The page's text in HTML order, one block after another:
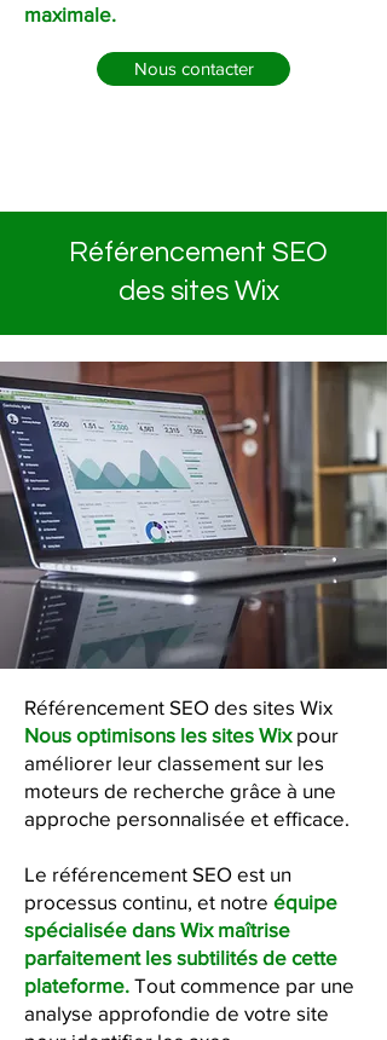
maximale.
Nous contacter
Référencement SEO
des sites Wix
Référencement SEO des sites Wix
Nous optimisons les sites Wixpour
améliorer leur classement sur les
moteurs de recherche grâce à une
approche personnalisée et efficace.
Le référencement SEO est un
processus continu, et notre équipe
spécialisée dans Wix maîtrise
parfaitement les subtilités de cette
plateforme. Tout commence par une
analyse approfondie de votre site